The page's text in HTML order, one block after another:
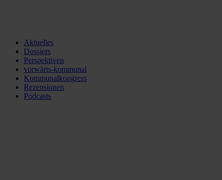
Aktuelles
Dossiers
Perspektiven
vorwärts-kommunal
Kommunalkongress
Rezensionen
Podcasts